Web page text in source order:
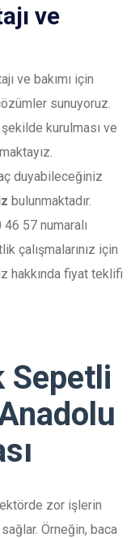
ve
ve bakımı için
sunuyoruz.
şekilde kurulması ve
duyabileceğiniz
bulunmaktadır.
57 numaralı
çalışmalarınız için
hakkında fiyat teklifi
Sepetli
zor işlerin
Örneğin, baca